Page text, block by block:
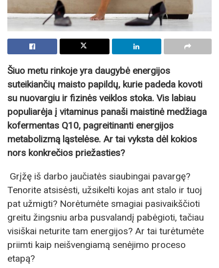
Šiuo metu rinkoje yra daugybė energijos
suteikiančių maisto papildų, kurie padeda kovoti
su nuovargiu ir fizinės veiklos stoka. Vis labiau
populiarėja į vitaminus panaši maistinė medžiaga
kofermentas Q10, pagreitinanti energijos
metabolizmą ląstelėse. Ar tai vyksta dėl kokios
nors konkrečios priežasties?
Grįžę iš darbo jaučiatės siaubingai pavargę?
Tenorite atsisėsti, užsikelti kojas ant stalo ir tuoj
pat užmigti? Norėtumėte smagiai pasivaikščioti
greitu žingsniu arba pusvalandį pabėgioti, tačiau
visiškai neturite tam energijos? Ar tai turėtumėte
priimti kaip neišvengiamą senėjimo proceso
etapą?